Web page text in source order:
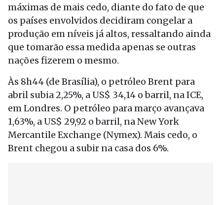
máximas de mais cedo, diante do fato de que
os países envolvidos decidiram congelar a
produção em níveis já altos, ressaltando ainda
que tomarão essa medida apenas se outras
nações fizerem o mesmo.
Às 8h44 (de Brasília), o petróleo Brent para
abril subia 2,25%, a US$ 34,14 o barril, na ICE,
em Londres. O petróleo para março avançava
1,63%, a US$ 29,92 o barril, na New York
Mercantile Exchange (Nymex). Mais cedo, o
Brent chegou a subir na casa dos 6%.